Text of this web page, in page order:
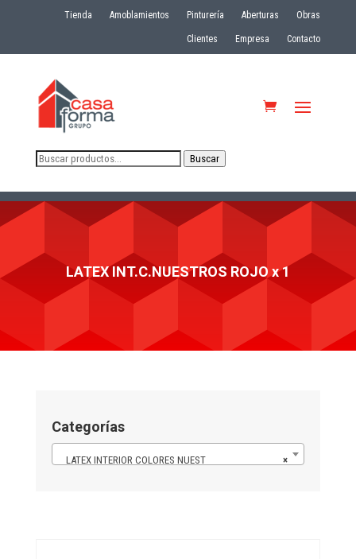
Tienda Amoblamientos Pinturería Aberturas Obras
Clientes Empresa Contacto
Buscar
Buscar
LATEX INT.C.NUESTROS ROJO x 1
Categorías
×
LATEX INTERIOR COLORES NUEST